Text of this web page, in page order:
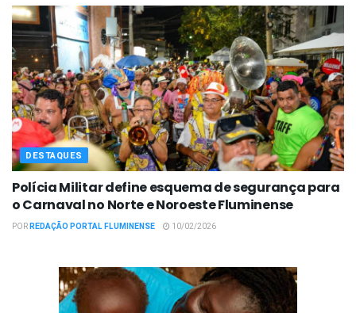
DESTAQUES
Polícia Militar define esquema de segurança para
o Carnaval no Norte e Noroeste Fluminense
PORREDAÇÃO PORTAL FLUMINENSE 10/02/2026